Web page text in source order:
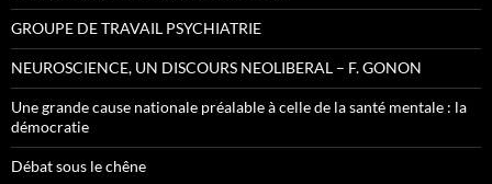
GROUPE DE TRAVAIL PSYCHIATRIE
NEUROSCIENCE, UN DISCOURS NEOLIBERAL – F. GONON
Une grande cause nationale préalable à celle de la santé mentale : la
démocratie
Débat sous le chêne